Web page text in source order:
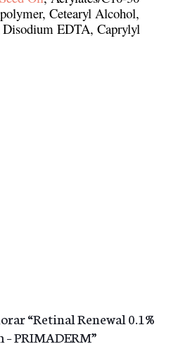
Cetearyl Alcohol,
EDTA, Caprylyl
“Retinal Renewal 0.1%
– PRIMADERM”